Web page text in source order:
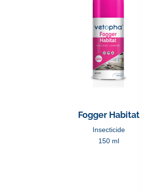
Fogger Habitat
Insecticide
150 ml